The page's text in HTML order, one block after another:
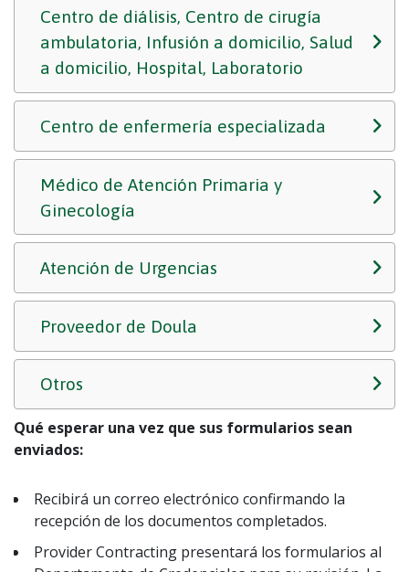
Centro de diálisis, Centro de cirugía
ambulatoria, Infusión a domicilio, Salud
a domicilio, Hospital, Laboratorio
Centro de enfermería especializada
Médico de Atención Primaria y
Ginecología
Atención de Urgencias
Proveedor de Doula
Otros
Qué esperar una vez que sus formularios sean
enviados:
Recibirá un correo electrónico confirmando la
recepción de los documentos completados.
Provider Contracting presentará los formularios al